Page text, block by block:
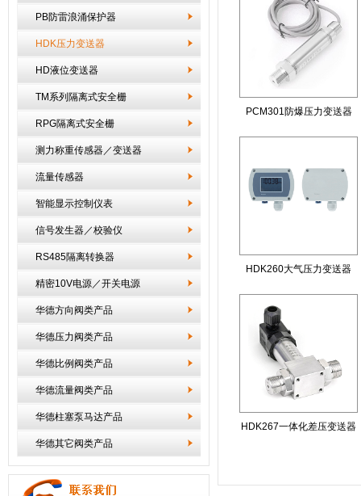
PB防雷浪涌保护器
HDK压力变送器
HD液位变送器
TM系列隔离式安全栅
RPG隔离式安全栅
测力称重传感器／变送器
流量传感器
智能显示控制仪表
信号发生器／校验仪
RS485隔离转换器
精密10V电源／开关电源
华德方向阀类产品
华德压力阀类产品
华德比例阀类产品
华德流量阀类产品
华德柱塞泵马达产品
华德其它阀类产品
PCM301防爆压力变送器
HDK260大气压力变送器
HDK267一体化差压变送器